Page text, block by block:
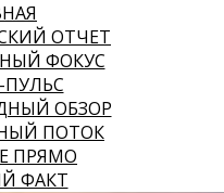
ОТЧЕТ
ФОКУС
ПУЛЬС
ОБЗОР
ПОТОК
ПРЯМО
ФАКТ